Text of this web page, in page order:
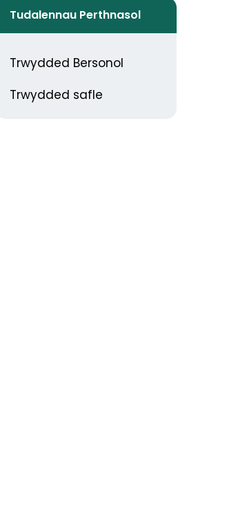
Tudalennau Perthnasol
Trwydded Bersonol
Trwydded safle